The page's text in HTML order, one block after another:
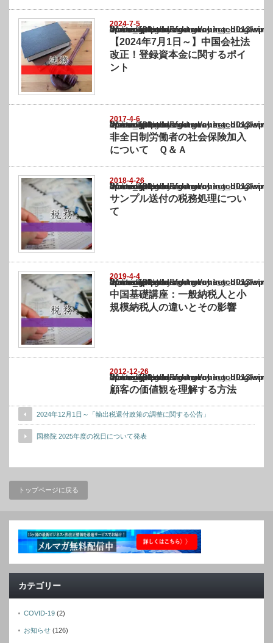
2024-7-5
Warning
: Undefined array key "show_category" in
/home/netst/kuno-cpa.co.jp/public_html/china_blog/wp-content/themes/
on line183
【2024年7月1日～】中国会社法
改正！登録資本金に関するポイ
ント
2017-4-6
Warning
: Undefined array key "show_category" in
/home/netst/kuno-cpa.co.jp/public_html/china_blog/wp-content/themes/
on line183
非全日制労働者の社会保険加入
について Ｑ＆Ａ
2018-4-26
Warning
: Undefined array key "show_category" in
/home/netst/kuno-cpa.co.jp/public_html/china_blog/wp-content/themes/
on line183
サンプル送付の税務処理につい
て
2019-4-4
Warning
: Undefined array key "show_category" in
/home/netst/kuno-cpa.co.jp/public_html/china_blog/wp-content/themes/
on line183
中国基礎講座：一般納税人と小
規模納税人の違いとその影響
2012-12-26
Warning
: Undefined array key "show_category" in
/home/netst/kuno-cpa.co.jp/public_html/china_blog/wp-content/themes/
on line183
顧客の価値観を理解する方法
2024年12月1日～「輸出税還付政策の調整に関する公告」
国務院 2025年度の祝日について発表
トップページに戻る
カテゴリー
COVID-19 (2)
お知らせ (126)